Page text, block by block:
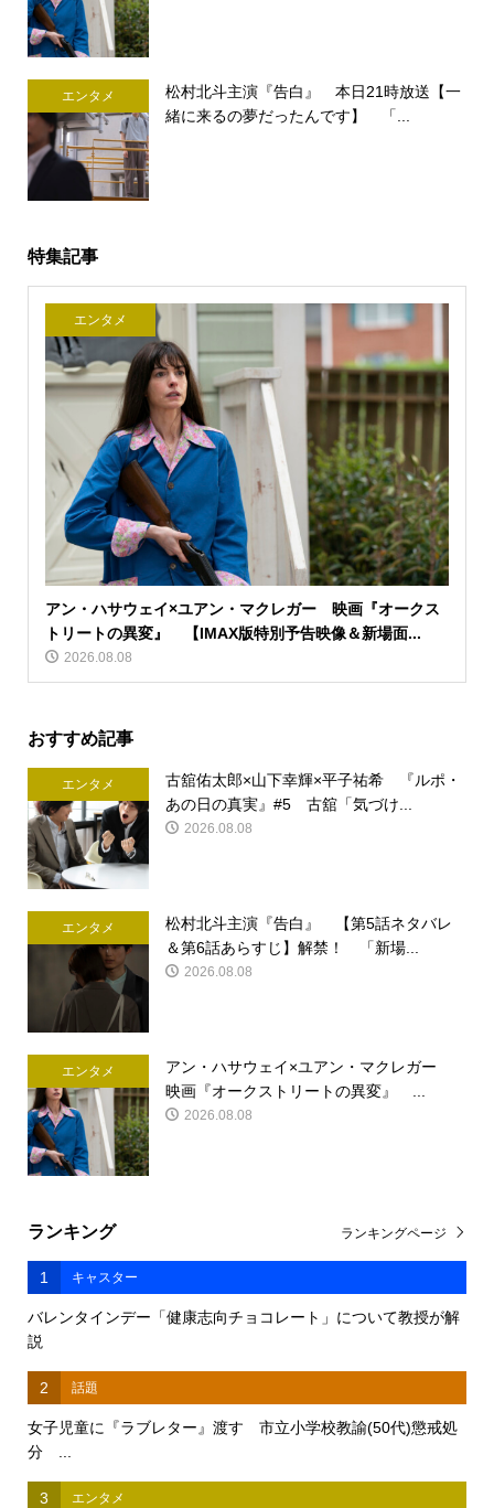
エンタメ
松村北斗主演『告白』 本日21時放送【一
緒に来るの夢だったんです】 「...
特集記事
エンタメ
アン・ハサウェイ×ユアン・マクレガー 映画『オークス
トリートの異変』 【IMAX版特別予告映像＆新場面...
2026.08.08
おすすめ記事
エンタメ
古舘佑太郎×山下幸輝×平子祐希 『ルポ・
あの日の真実』#5 古舘「気づけ...
2026.08.08
エンタメ
松村北斗主演『告白』 【第5話ネタバレ
＆第6話あらすじ】解禁！ 「新場...
2026.08.08
エンタメ
アン・ハサウェイ×ユアン・マクレガー
映画『オークストリートの異変』 ...
2026.08.08
ランキング
1 キャスター
バレンタインデー「健康志向チョコレート」について教授が解
説
2 話題
女子児童に『ラブレター』渡す 市立小学校教諭(50代)懲戒処
分 ...
3 エンタメ
ランキングページ